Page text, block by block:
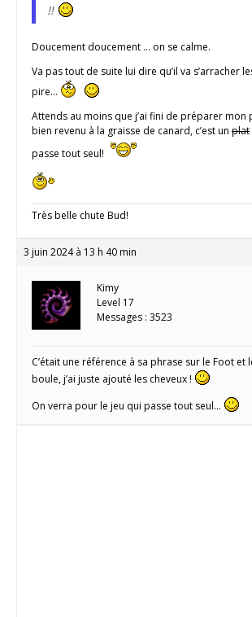
!!
Doucement doucement … on se calme.
Va pas tout de suite lui dire qu’il va s’arracher
pire…
Attends au moins que j’ai fini de préparer mon
bien revenu à la graisse de canard, c’est un plat
passe tout seul!
Très belle chute Bud!
3 juin 2024 à 13 h 40 min
Kimy
Level 17
Messages : 3523
C’était une référence à sa phrase sur le Foot et
boule, j’ai juste ajouté les cheveux !
On verra pour le jeu qui passe tout seul…